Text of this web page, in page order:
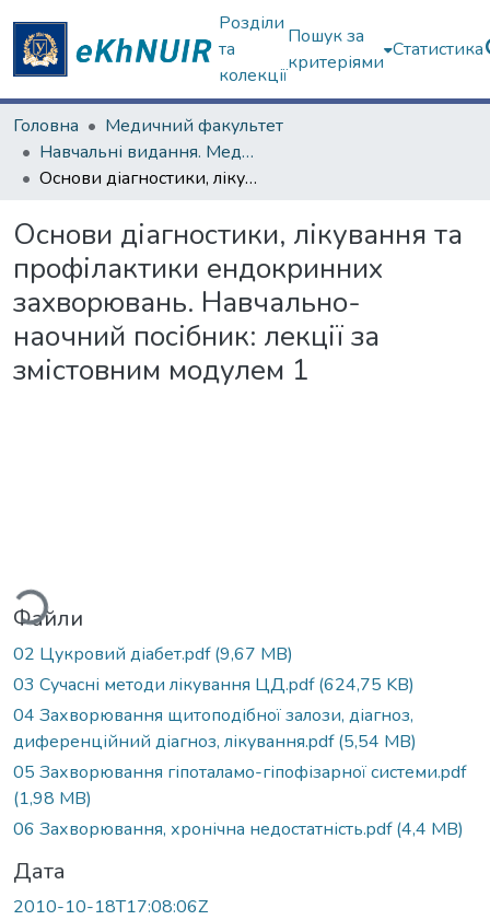
Розділи
та
колекції
Пошук за
критеріями
Статистика
Головна
Медичний факультет
Навчальні видання. Медичний факультет
Основи діагностики, лікування та профілактики ендокринних захворювань. Навчально-наочний посібник: лекції за змістовним модулем 1
Основи діагностики, лікування та
профілактики ендокринних
захворювань. Навчально-
наочний посібник: лекції за
змістовним модулем 1
Файли
02 Цукровий діабет.pdf(9,67 MB)
03 Сучасні методи лікування ЦД.pdf(624,75 KB)
04 Захворювання щитоподібної залози, діагноз,
диференційний діагноз, лікування.pdf(5,54 MB)
05 Захворювання гіпоталамо-гіпофізарної системи.pdf
(1,98 MB)
06 Захворювання, хронічна недостатність.pdf(4,4 MB)
Дата
2010-10-18T17:08:06Z